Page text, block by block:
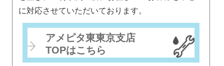
に対応させていただいております。
アメピタ東東京支店
TOPはこちら